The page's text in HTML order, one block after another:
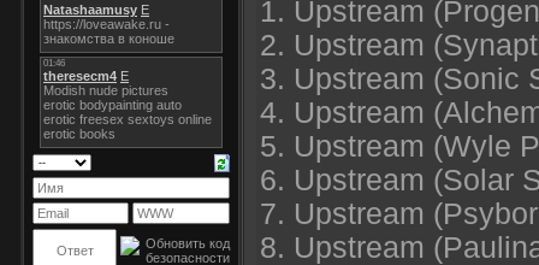
1. Upstream
2. Upstream
3. Upstream (Sonic
4. Upstream
5. Upstream (Wyle
6. Upstream (Solar
7. Upstream
8. Upstream